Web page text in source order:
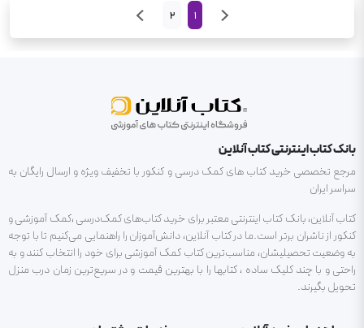
1
2
بانک کتاب اینترنتی کتاب آنلاین
مرجع تخصصی خرید کتاب های کمک درسی و کنکور با تخفیف ویژه و ارسال رایگان به
سراسر ایران
کتاب آنلاین، بانک کتاب اینترنتی معتبر برای خرید کتاب‌های کمک‌درسی ،کمک آموزشی و
کنکور از ناشران برتر است.ما در کتاب آنلاین، دانش‌آموزان را راهنمایی می‌کنیم تا با توجه
به وضعیت تحصیلیشان، مناسب‌ترین کتاب کمک آموزشی برای خود را انتخاب کنند و به
راحتی و با چند کلیک ساده ، کتابها را با بهترین قیمت و در سریع‌ترین زمان درب منزل
تحویل بگیرند.